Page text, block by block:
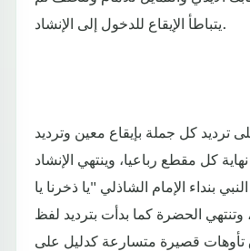
يتباطأ الإيقاع للدخول إلى الإنشاد.
ترديد كل جملة بإيقاع معين وترديد
كل مقطع رباعيا، وينتهي الإنشاد
بنداء الإمام الشاذلي "يا ذخرنا يا
وتنتهي الحضرة كما بدأت بترديد لفظ
تأوهات قصيرة متسارعة كدليل على